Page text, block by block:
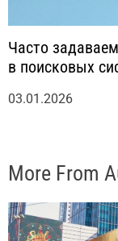
Часто
в поисковых
03.01.2026
More From